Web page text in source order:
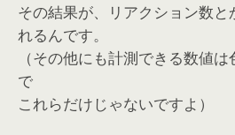
その結果が、リアクション数
れるんです。
（その他にも計測できる数値
で
これらだけじゃないですよ）